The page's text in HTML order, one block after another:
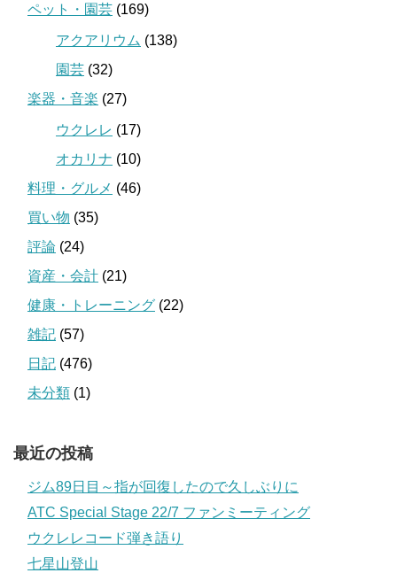
ペット・園芸 (169)
アクアリウム (138)
園芸 (32)
楽器・音楽 (27)
ウクレレ (17)
オカリナ (10)
料理・グルメ (46)
買い物 (35)
評論 (24)
資産・会計 (21)
健康・トレーニング (22)
雑記 (57)
日記 (476)
未分類 (1)
最近の投稿
ジム89日目～指が回復したので久しぶりに
ATC Special Stage 22/7 ファンミーティング
ウクレレコード弾き語り
七星山登山